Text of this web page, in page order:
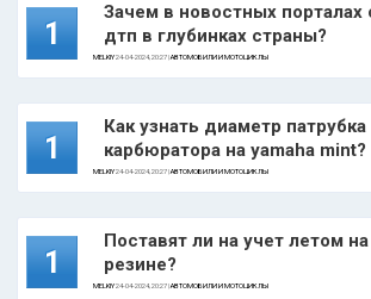
1
Зачем в новостных порталах
дтп в глубинках страны?
MELKIY24-04-2024, 20:27 |АВТОМОБИЛИ И МОТОЦИКЛЫ
1
Как узнать диаметр патрубка
карбюратора на yamaha mint?
MELKIY24-04-2024, 20:27 |АВТОМОБИЛИ И МОТОЦИКЛЫ
1
Поставят ли на учет летом
резине?
MELKIY24-04-2024, 20:27 |АВТОМОБИЛИ И МОТОЦИКЛЫ